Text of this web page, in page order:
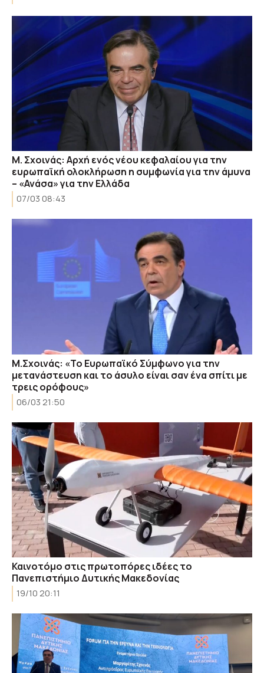
Μ. Σχοινάς: Aρχή ενός νέου κεφαλαίου για την
ευρωπαϊκή ολοκλήρωση η συμφωνία για την άμυνα
– «Ανάσα» για την Ελλάδα
07/03 08:43
Μ.Σχοινάς: «Το Ευρωπαϊκό Σύμφωνο για την
μετανάστευση και το άσυλο είναι σαν ένα σπίτι με
τρεις ορόφους»
06/03 21:50
Καινοτόμο στις πρωτοπόρες ιδέες το
Πανεπιστήμιο Δυτικής Μακεδονίας
19/10 20:11